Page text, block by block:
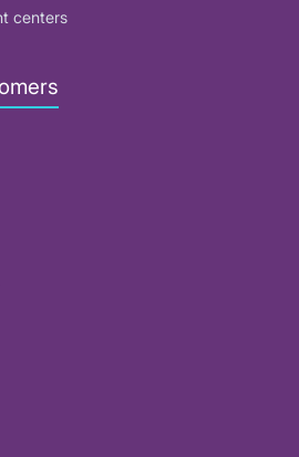
centers